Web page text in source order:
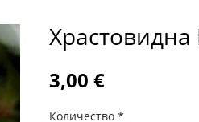
Храстовидна
3,00 €Цена
Количество *